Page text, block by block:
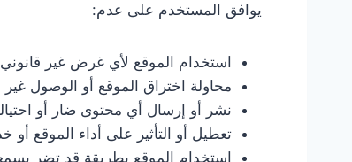
يوافق المستخدم على عدم:
استخدام الموقع لأي غرض غير
محاولة اختراق الموقع أو الوصول
نشر أو إرسال أي محتوى ضار أو
تعطيل أو التأثير على أداء الموقع أو
استخدام الموقع بطريقة قد تضر